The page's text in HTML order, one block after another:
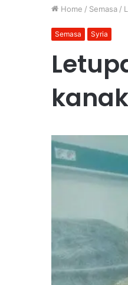
Home / Semasa /
Semasa Syria